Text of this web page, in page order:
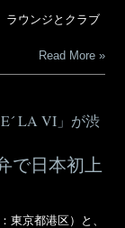
ラウンジとクラブ
Read More
LA VI」が渋
で日本初上
東京都港区）と、